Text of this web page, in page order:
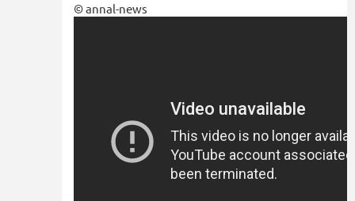
© annal-news